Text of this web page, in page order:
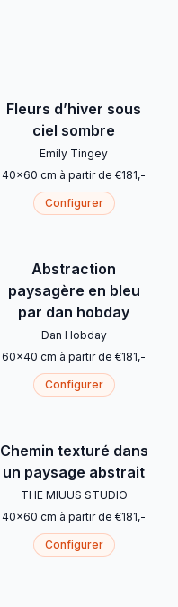
Fleurs d’hiver sous
ciel sombre
Emily Tingey
40x60 cm à partir de €181,-
Configurer
Abstraction
paysagère en bleu
par dan hobday
Dan Hobday
60x40 cm à partir de €181,-
Configurer
Chemin texturé dans
un paysage abstrait
THE MIUUS STUDIO
40x60 cm à partir de €181,-
Configurer